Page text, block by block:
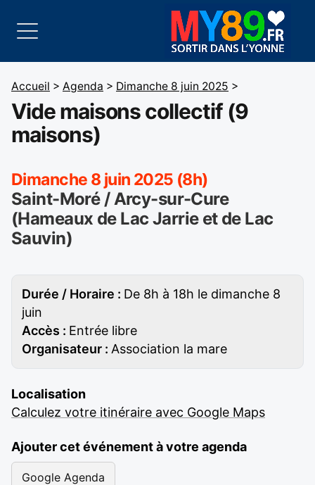
Accueil > Agenda > Dimanche 8 juin 2025 >
Vide maisons collectif (9
maisons)
Dimanche 8 juin 2025 (8h)
Saint-Moré / Arcy-sur-Cure
(Hameaux de Lac Jarrie et de Lac
Sauvin)
Durée / Horaire : De 8h à 18h le dimanche 8
juin
Accès : Entrée libre
Organisateur : Association la mare
Localisation
Calculez votre itinéraire avec Google Maps
Ajouter cet événement à votre agenda
Google Agenda